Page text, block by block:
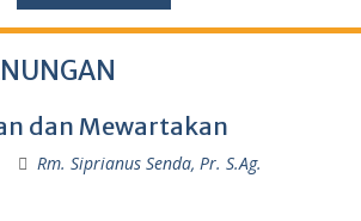
dan Mewartakan
Rm. Siprianus Senda, Pr. S.Ag.